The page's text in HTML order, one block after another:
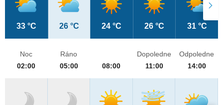
33 °C 26 °C 24 °C 26 °C 31 °C
Noc
02:00
Ráno
05:00
08:00
Dopoledne
11:00
Odpoledne
14:00